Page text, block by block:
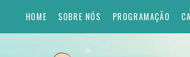
HOME SOBRE NÓS PROGRAMAÇÃO